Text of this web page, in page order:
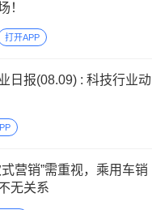
！
打开APP
日报(08.09) : 科技行业动
营销”需重视，乘用车销
无关系